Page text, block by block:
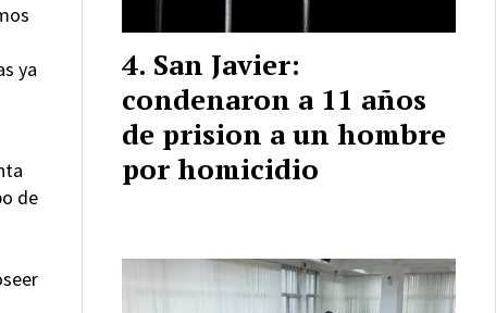
ya
de
San Javier:
condenaron a 11 años
de prision a un hombre
por homicidio